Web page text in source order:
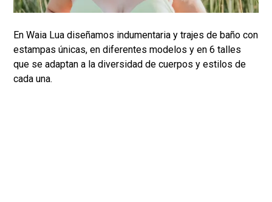
En Waia Lua diseñamos indumentaria y trajes de baño con
estampas únicas, en diferentes modelos y en 6 talles
que se adaptan a la diversidad de cuerpos y estilos de
cada una.